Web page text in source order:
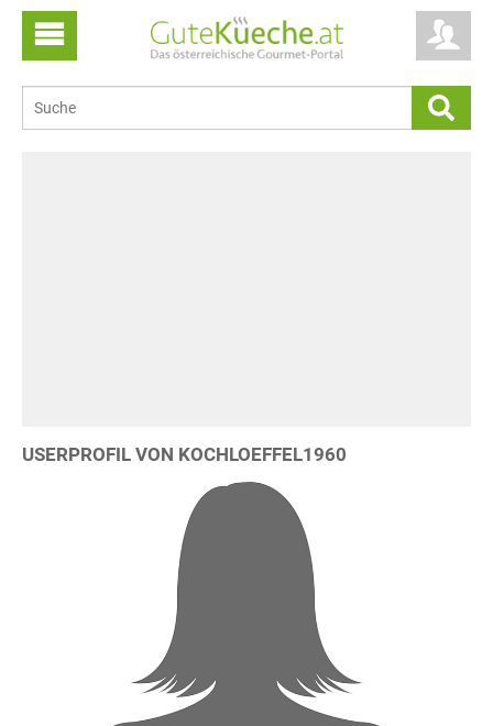
USERPROFIL VON KOCHLOEFFEL1960